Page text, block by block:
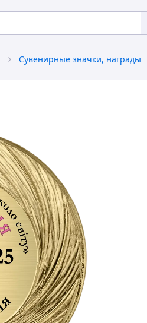
Сувенирные значки, награды